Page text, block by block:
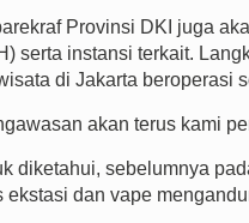
Provinsi DKI juga
serta instansi terkait.
di Jakarta beroperasi
akan terus kami
diketahui, sebelumnya
ekstasi dan vape